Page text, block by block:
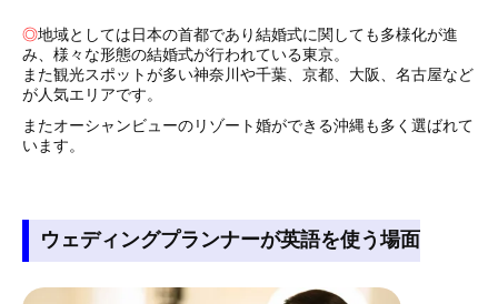
◎地域としては日本の首都であり結婚式に関しても多様化が進
み、様々な形態の結婚式が行われている東京。
また観光スポットが多い神奈川や千葉、京都、大阪、名古屋など
が人気エリアです。
またオーシャンビューのリゾート婚ができる沖縄も多く選ばれて
います。
ウェディングプランナーが英語を使う場面